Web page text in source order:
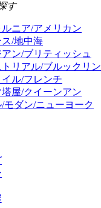
す
ニア/アメリカン
/地中海
ン/ブリティッシュ
リアル/ブルックリン
ル/フレンチ
屋/クイーンアン
モダン/ニューヨーク